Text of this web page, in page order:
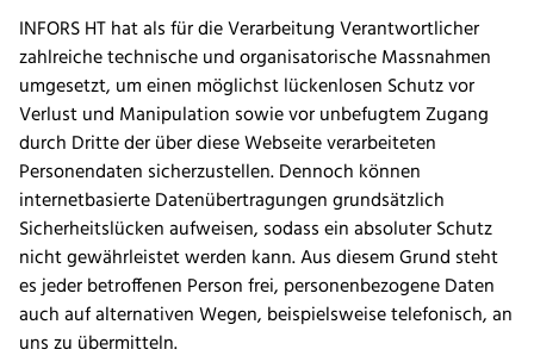
INFORS HT hat als für die Verarbeitung Verantwortlicher
zahlreiche technische und organisatorische Massnahmen
umgesetzt, um einen möglichst lückenlosen Schutz vor
Verlust und Manipulation sowie vor unbefugtem Zugang
durch Dritte der über diese Webseite verarbeiteten
Personendaten sicherzustellen. Dennoch können
internetbasierte Datenübertragungen grundsätzlich
Sicherheitslücken aufweisen, sodass ein absoluter Schutz
nicht gewährleistet werden kann. Aus diesem Grund steht
es jeder betroffenen Person frei, personenbezogene Daten
auch auf alternativen Wegen, beispielsweise telefonisch, an
uns zu übermitteln.